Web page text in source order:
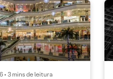
• 3 mins de leitura